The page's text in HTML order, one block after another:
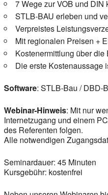
7 Wege zur VOB und
STLB-BAU erleben und
Verpreistes
Mit regionalen Preisen +
Kostenermittlung über
Die erste Kostenaussage
Software: STLB-Bau / DBD-
Webinar-Hinweis: Mit nur
Internetzugang und einem
des Referenten folgen.
Alle notwendigen
Seminardauer: 45 Minuten
Kursgebühr: kostenfrei